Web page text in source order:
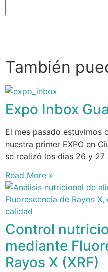
También
Expo Inbox
El mes pasado estuvimos
nuestra primer EXPO en
se realizó los dias 26 y
Read More »
Control
mediante
Rayos X (XRF)